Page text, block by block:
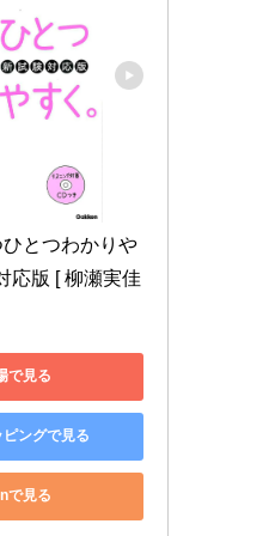
とつわかりや
応版 [ 柳瀬実佳
で見る
ングで見る
で見る